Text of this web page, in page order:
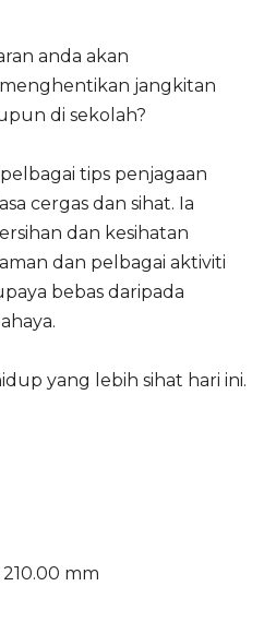
anda akan
jangkitan
di sekolah?
tips penjagaan
cergas dan sihat. Ia
dan kesihatan
dan pelbagai aktiviti
bebas daripada
yang lebih sihat hari ini.
mm